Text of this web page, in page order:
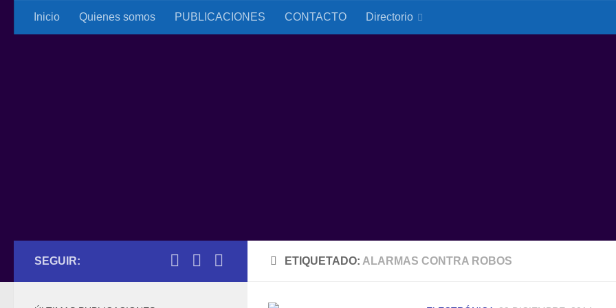
Saltar al contenido
Inicio Quienes somos PUBLICACIONES CONTACTO Directorio
ETIQUETADO: ALARMAS CONTRA ROBOS
SEGUIR: